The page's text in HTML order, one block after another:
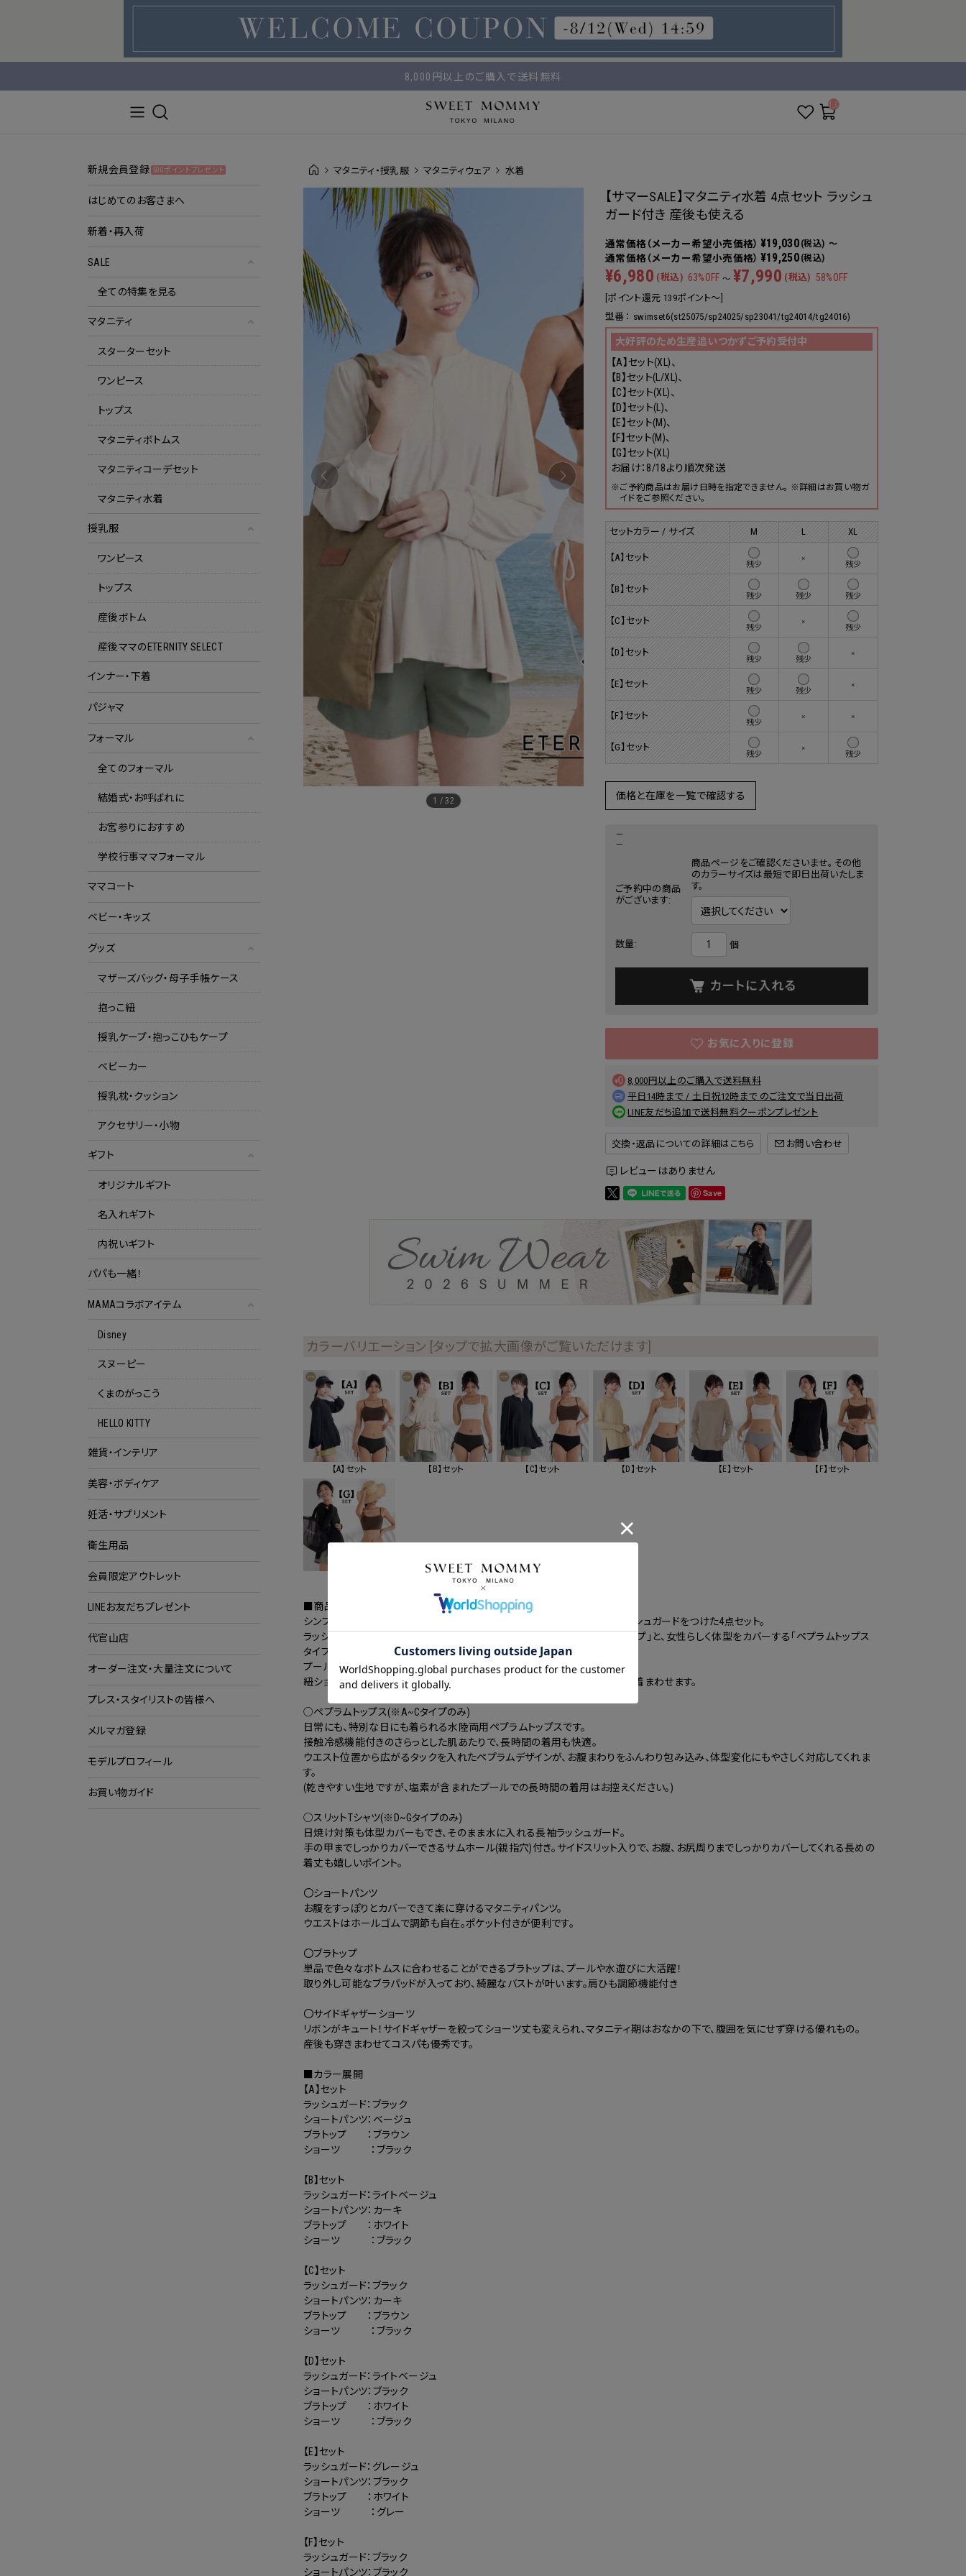
マタニティウェア・授乳服のスウィートマミー
8,000円以上のご購入で送料無料
__ITM_CNT__
マタニティ・授乳服 マタニティウェア 水着
1 /32
【サマーSALE】マタニティ水着 4点セット ラッシュ
ガード付き 産後も使える
¥19,030 (税込) ～
¥19,250 (税込)
¥6,980 (税込) 63%OFF ～ ¥7,990 (税込) 58%OFF
[ポイント還元 139ポイント～]
型番： swimset6(st25075/sp24025/sp23041/tg24014/tg24016)
大好評のため生産追いつかずご予約受付中
【A】セット(XL)、
【B】セット(L/XL)、
【C】セット(XL)、
【D】セット(L)、
【E】セット(M)、
【F】セット(M)、
【G】セット(XL)
お届け：8/18より順次発送
※ご予約商品はお届け日時を指定できません。 ※詳細はお買い物ガ
イドをご参照ください。
セットカラー / サイズ M L XL
【A】セット
残少
×
残少
【B】セット
残少 残少 残少
【C】セット
残少
×
残少
【D】セット
残少 残少
×
【E】セット
残少 残少
×
【F】セット
残少
× ×
【G】セット
残少
×
残少
価格と在庫を一覧で確認する
－
－
ご予約中の商品
がございます:
商品ページをご確認くださいませ。その他
のカラーサイズは最短で即日出荷いたしま
す。
数量: 個
8,000円以上のご購入で送料無料
平日14時まで / 土日祝12時まで のご注文で当日出荷
LINE友だち追加で送料無料クーポンプレゼント
交換・返品についての詳細はこちら
レビューはありません
Save
カラーバリエーション [タップで拡大画像がご覧いただけます]
【A】セット 【B】セット 【C】セット 【D】セット 【E】セット 【F】セット
■商品説明
シンプルな形のタンキニ水着にリブ付きで楽に穿けるマタニティパンツとラッシュガードをつけた4点セット。
ラッシュガードとして使えるトップスは、すっきり着られる「スリットTシャツタイプ」と、女性らしく体型をカバーする「ペプラムトップス
タイプ」の2種類をご用意しました。
プールや海などの水遊びから、公園などのデイリースタイルにも活躍します。
紐ショーツはおなかの下で穿くから、腹囲を気にせず、産前から産後まで長く着まわせます。
○ペプラムトップス(※A~Cタイプのみ)
日常にも、特別な日にも着られる水陸両用ペプラムトップスです。
接触冷感機能付きのさらっとした肌あたりで、長時間の着用も快適。
ウエスト位置から広がるタックを入れたペプラムデザインが、お腹まわりをふんわり包み込み、体型変化にもやさしく対応してくれま
す。
(乾きやすい生地ですが、塩素が含まれたプールでの長時間の着用はお控えください。)
○スリットTシャツ(※D~Gタイプのみ)
日焼け対策も体型カバーもでき、そのまま水に入れる長袖ラッシュガード。
手の甲までしっかりカバーできるサムホール(親指穴)付き。サイドスリット入りで、お腹、お尻周りまでしっかりカバーしてくれる長めの
着丈も嬉しいポイント。
〇ショートパンツ
お腹をすっぽりとカバーできて楽に穿けるマタニティパンツ。
ウエストはホールゴムで調節も自在。ポケット付きが便利です。
〇ブラトップ
単品で色々なボトムスに合わせることができるブラトップは、プールや水遊びに大活躍！
取り外し可能なブラパッドが入っており、綺麗なバストが叶います。肩ひも調節機能付き
〇サイドギャザーショーツ
リボンがキュート！サイドギャザーを絞ってショーツ丈も変えられ、マタニティ期はおなかの下で、腹囲を気にせず穿ける優れもの。
産後も穿きまわせてコスパも優秀です。
■カラー展開
【A】セット
ラッシュガード：ブラック
ショートパンツ：ベージュ
ブラトップ ：ブラウン
ショーツ ：ブラック
【B】セット
ラッシュガード：ライトベージュ
ショートパンツ：カーキ
ブラトップ ：ホワイト
ショーツ ：ブラック
【C】セット
ラッシュガード：ブラック
ショートパンツ：カーキ
ブラトップ ：ブラウン
ショーツ ：ブラック
【D】セット
ラッシュガード：ライトベージュ
ショートパンツ：ブラック
ブラトップ ：ホワイト
ショーツ ：ブラック
【E】セット
ラッシュガード：グレージュ
ショートパンツ：ブラック
ブラトップ ：ホワイト
ショーツ ：グレー
【F】セット
ラッシュガード：ブラック
ショートパンツ：ブラック
新規会員登録 500ポイントプレゼント
はじめてのお客さまへ
新着・再入荷
SALE
全ての特集を見る
マタニティ
スターターセット
ワンピース
トップス
マタニティボトムス
マタニティコーデセット
マタニティ水着
授乳服
ワンピース
トップス
産後ボトム
産後ママのETERNITY SELECT
インナー・下着
パジャマ
フォーマル
全てのフォーマル
結婚式・お呼ばれに
お宮参りにおすすめ
学校行事ママフォーマル
ママコート
ベビー・キッズ
グッズ
マザーズバッグ・母子手帳ケース
抱っこ紐
授乳ケープ・抱っこひもケープ
ベビーカー
授乳枕・クッション
アクセサリー・小物
ギフト
オリジナルギフト
名入れギフト
内祝いギフト
パパも一緒！
MAMAコラボアイテム
Disney
スヌーピー
くまのがっこう
HELLO KITTY
雑貨・インテリア
美容・ボディケア
妊活・サプリメント
衛生用品
会員限定アウトレット
LINEお友だちプレゼント
代官山店
オーダー注文・大量注文について
プレス・スタイリストの皆様へ
メルマガ登録
モデルプロフィール
お買い物ガイド
クーポンコードをコピーしました。
ショッピングカート画面にてご入力ください。
クーポンのご利用には会員登録が必要となります。